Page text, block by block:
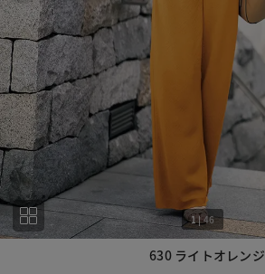
630 ライトオレンジ
1|46